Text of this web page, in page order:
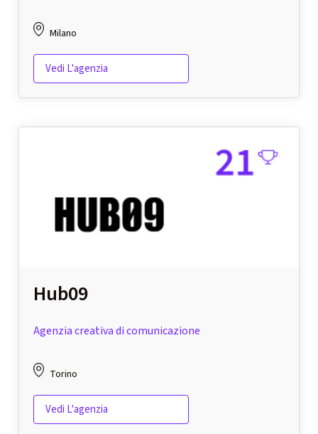
Milano
Vedi L'agenzia
Hub09
Agenzia creativa di comunicazione
Torino
Vedi L'agenzia